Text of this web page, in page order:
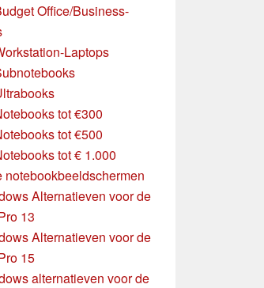
Office/Business-
Laptops
tot €300
tot €500
tot € 1.000
notebookbeeldschermen
Alternatieven voor de
13
Alternatieven voor de
15
alternatieven voor de